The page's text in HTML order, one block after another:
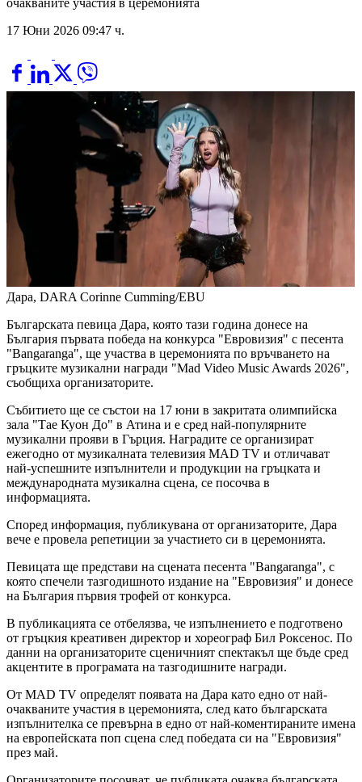
17 Юни 2026 09:47 ч.
Дара, DARA Corinne Cumming/EBU
Българската певица Дара, която тази година донесе на
България първата победа на конкурса "Евровизия" с песента
"Bangaranga", ще участва в церемонията по връчването на
гръцките музикални награди "Mad Video Music Awards 2026",
съобщиха организаторите.
Събитието ще се състои на 17 юни в закритата олимпийска
зала "Тае Куон До" в Атина и е сред най-популярните
музикални прояви в Гърция. Наградите се организират
ежегодно от музикалната телевизия MAD TV и отличават
най-успешните изпълнители и продукции на гръцката и
международната музикална сцена, се посочва в
информацията.
Според информация, публикувана от организаторите, Дара
вече е провела репетиции за участието си в церемонията.
Певицата ще представи на сцената песента "Bangaranga", с
която спечели тазгодишното издание на "Евровизия" и донесе
на България първия трофей от конкурса.
В публикацията се отбелязва, че изпълнението е подготвено
от гръцкия креативен директор и хореограф Бил Роксенос. По
данни на организаторите сценичният спектакъл ще бъде сред
акцентите в програмата на тазгодишните награди.
От MAD TV определят появата на Дара като едно от най-
очакваните участия в церемонията, след като българската
изпълнителка се превърна в едно от най-коментираните имена
на европейската поп сцена след победата си на "Евровизия"
през май.